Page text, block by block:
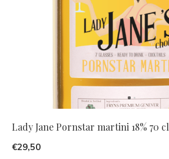
Lady Jane Pornstar martini 18% 70 cl
€29,50